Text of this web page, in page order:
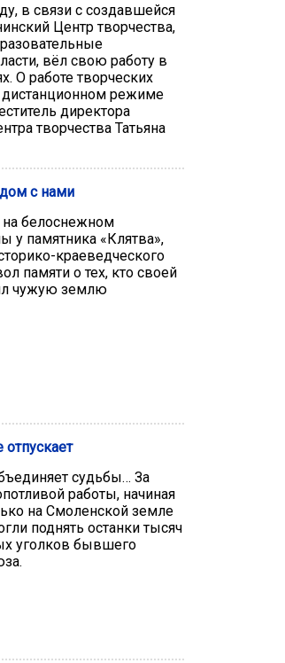
в связи с создавшейся
Центр творчества,
вёл свою работу в
О работе творческих
режиме
директора
творчества Татьяна
с нами
белоснежном
у памятника «Клятва»,
краеведческого
памяти о тех, кто своей
чужую землю
судьбы… За
работы, начиная
на Смоленской земле
поднять останки тысяч
уголков бывшего